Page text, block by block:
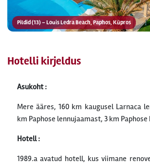
Pildid (13) – Louis Ledra Beach, Paphos, Küpros
Hotelli kirjeldus
Asukoht :
Mere ääres, 160 km kaugusel Larnaca
km Paphose lennujaamast, 3 km
Hotell :
1989.a avatud hotell, kus viimane